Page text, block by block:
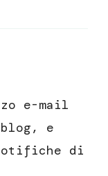
e-mail
e
di